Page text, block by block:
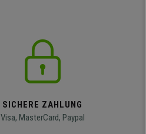
SICHERE ZAHLUNG
Visa, MasterCard, Paypal